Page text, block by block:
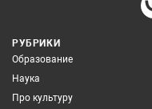
РУБРИКИ
Образование
Наука
Про культуру